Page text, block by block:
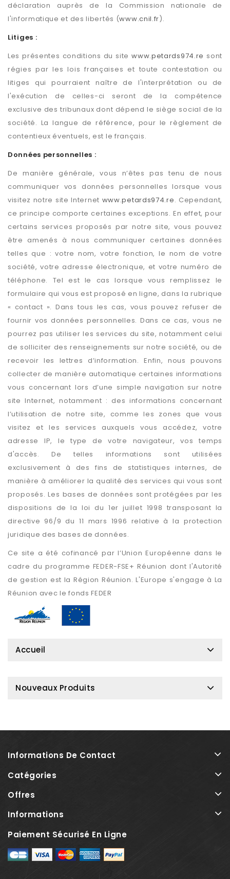
déclaration auprès de la Commission nationale de
l'informatique et des libertés (www.cnil.fr).
Litiges :
Les présentes conditions du sitewww.petards974.re sont
régies par les lois françaises et toute contestation ou
litiges qui pourraient naître de l'interprétation ou de
l'exécution de celles-ci seront de la compétence
exclusive des tribunaux dont dépend le siège social de la
société. La langue de référence, pour le règlement de
contentieux éventuels, est le français.
Données personnelles :
De manière générale, vous n’êtes pas tenu de nous
communiquer vos données personnelles lorsque vous
visitez notre site Internet www.petards974.re. Cependant,
ce principe comporte certaines exceptions. En effet, pour
certains services proposés par notre site, vous pouvez
être amenés à nous communiquer certaines données
telles que : votre nom, votre fonction, le nom de votre
société, votre adresse électronique, et votre numéro de
téléphone. Tel est le cas lorsque vous remplissez le
formulaire qui vous est proposé en ligne, dans la rubrique
« contact ». Dans tous les cas, vous pouvez refuser de
fournir vos données personnelles. Dans ce cas, vous ne
pourrez pas utiliser les services du site, notamment celui
de solliciter des renseignements sur notre société, ou de
recevoir les lettres d’information. Enfin, nous pouvons
collecter de manière automatique certaines informations
vous concernant lors d’une simple navigation sur notre
site Internet, notamment : des informations concernant
l’utilisation de notre site, comme les zones que vous
visitez et les services auxquels vous accédez, votre
adresse IP, le type de votre navigateur, vos temps
d'accès. De telles informations sont utilisées
exclusivement à des fins de statistiques internes, de
manière à améliorer la qualité des services qui vous sont
proposés. Les bases de données sont protégées par les
dispositions de la loi du 1er juillet 1998 transposant la
directive 96/9 du 11 mars 1996 relative à la protection
juridique des bases de données.
Ce site a été cofinancé par l’Union Européenne dans le
cadre du programme FEDER-FSE+ Réunion dont l'Autorité
de gestion est la Région Réunion. L'Europe s'engage à La
Réunion avec le fonds FEDER
Accueil
Nouveaux Produits
Informations De Contact
Catégories
Offres
Informations
Paiement Sécurisé En Ligne